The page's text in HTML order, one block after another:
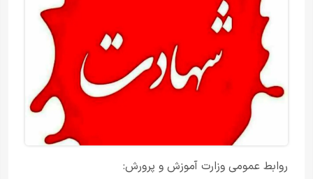
روابط عمومی وزارت آموزش و پرورش: